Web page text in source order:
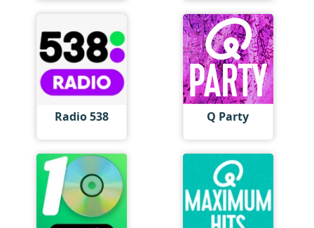
Radio 538 Q Party